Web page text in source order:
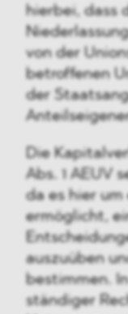
hierbei, dass
von der
betroffenen
der
Die
Abs. 1 AEUV
da es hier
ermöglicht,
auszuüben
bestimmen.
ständiger